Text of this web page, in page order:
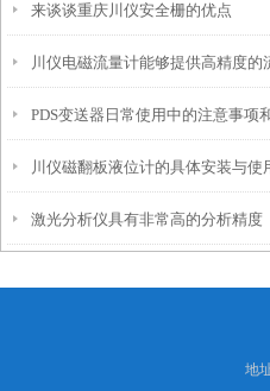
的精确压力控制
来谈谈重庆川仪安全栅的优点
川仪电磁流量计能够提供高精度的
量测量结果
PDS变送器日常使用中的注意事项
常见故障解决方法
川仪磁翻板液位计的具体安装与使
方式
激光分析仪具有非常高的分析精度
地